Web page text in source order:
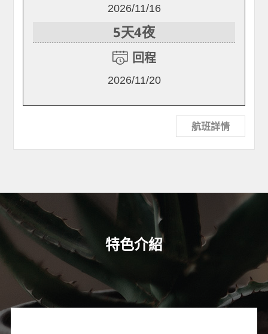
2026/11/16
5天4夜
回程
2026/11/20
航班詳情
特色介紹